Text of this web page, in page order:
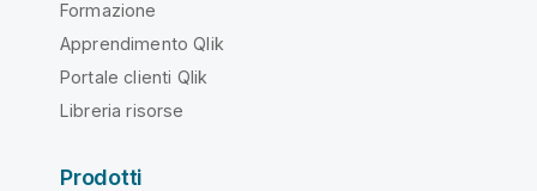
Formazione
Apprendimento Qlik
Portale clienti Qlik
Libreria risorse
Prodotti